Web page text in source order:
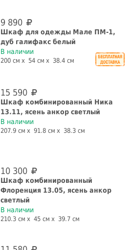
9 890
Шкаф для одежды Мале ПМ-1,
дуб галифакс белый
В наличии
200 см 54 см 38.4 см
15 590
Шкаф комбинированный Ника
13.11, ясень анкор светлый
В наличии
207.9 см 91.8 см 38.3 см
10 300
Шкаф комбинированный
Флоренция 13.05, ясень анкор
светлый
В наличии
210.3 см 45 см 39.7 см